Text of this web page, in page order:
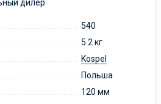
540
5.2 кг
Kospel
Польша
120 мм